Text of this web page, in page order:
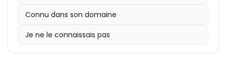
Connu dans son domaine
Je ne le connaissais pas